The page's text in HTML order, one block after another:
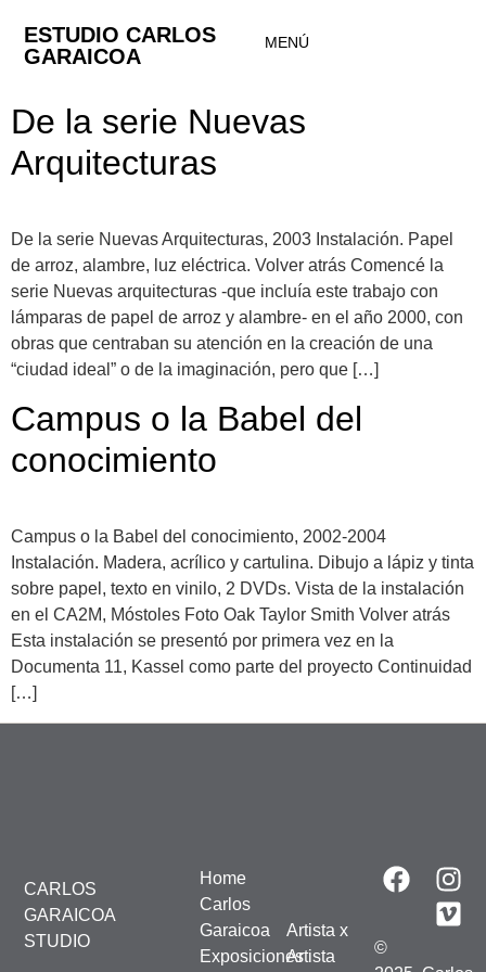
ESTUDIO CARLOS
GARAICOA
MENÚ
De la serie Nuevas
Arquitecturas
De la serie Nuevas Arquitecturas, 2003 Instalación. Papel
de arroz, alambre, luz eléctrica. Volver atrás Comencé la
serie Nuevas arquitecturas -que incluía este trabajo con
lámparas de papel de arroz y alambre- en el año 2000, con
obras que centraban su atención en la creación de una
“ciudad ideal” o de la imaginación, pero que […]
Campus o la Babel del
conocimiento
Campus o la Babel del conocimiento, 2002-2004
Instalación. Madera, acrílico y cartulina. Dibujo a lápiz y tinta
sobre papel, texto en vinilo, 2 DVDs. Vista de la instalación
en el CA2M, Móstoles Foto Oak Taylor Smith Volver atrás
Esta instalación se presentó por primera vez en la
Documenta 11, Kassel como parte del proyecto Continuidad
[…]
CARLOS
GARAICOA
STUDIO
Home
Carlos
Garaicoa
Exposiciones
Artista x
Artista
©